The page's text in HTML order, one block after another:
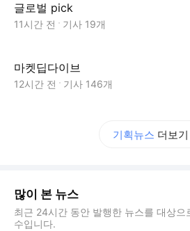
글로벌 pick
11시간 전 기사 19개
마켓딥다이브
12시간 전 기사 146개
기획뉴스 더보기
많이 본 뉴스
최근 24시간 동안 발행한 뉴스를 대상으
수입니다.